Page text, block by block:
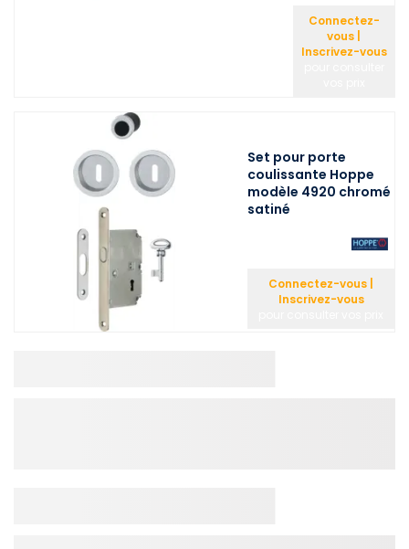
Connectez-
vous |
Inscrivez-vous
Set pour porte
coulissante Hoppe
modèle 4920 chromé
satiné
Connectez-vous |
Inscrivez-vous